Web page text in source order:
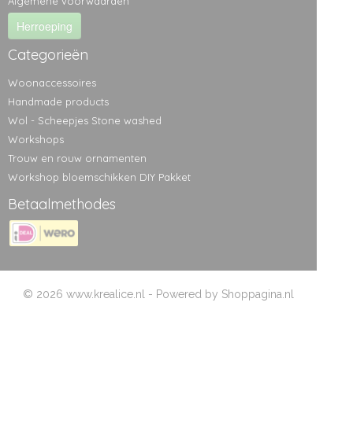
Herroeping
Categorieën
Woonaccessoires
Handmade products
Wol - Scheepjes Stone washed
Workshops
Trouw en rouw ornamenten
Workshop bloemschikken DIY Pakket
Betaalmethodes
© 2026 www.krealice.nl - Powered by Shoppagina.nl